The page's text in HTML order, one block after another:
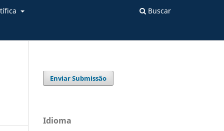
Buscar
Enviar Submissão
Idioma